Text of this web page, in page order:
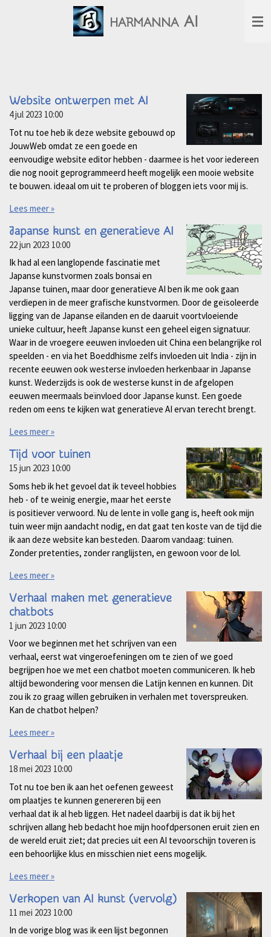
HARMANNA AI
Website ontwerpen met AI
4 jul 2023 10:00
Tot nu toe heb ik deze website gebouwd op
JouwWeb omdat ze een goede en
eenvoudige website editor hebben - daarmee is het voor iedereen
die nog nooit geprogrammeerd heeft mogelijk een mooie website
te bouwen. ideaal om uit te proberen of bloggen iets voor mij is.
Lees meer »
Japanse kunst en generatieve AI
22 jun 2023 10:00
Ik had al een langlopende fascinatie met
Japanse kunstvormen zoals bonsai en
Japanse tuinen, maar door generatieve AI ben ik me ook gaan
verdiepen in de meer grafische kunstvormen. Door de geïsoleerde
ligging van de Japanse eilanden en de daaruit voortvloeiende
unieke cultuur, heeft Japanse kunst een geheel eigen signatuur.
Waar in de vroegere eeuwen invloeden uit China een belangrijke rol
speelden - en via het Boeddhisme zelfs invloeden uit India - zijn in
recente eeuwen ook westerse invloeden herkenbaar in Japanse
kunst. Wederzijds is ook de westerse kunst in de afgelopen
eeuwen meermaals beïnvloed door Japanse kunst. Een goede
reden om eens te kijken wat generatieve AI ervan terecht brengt.
Lees meer »
Tijd voor tuinen
15 jun 2023 10:00
Soms heb ik het gevoel dat ik teveel hobbies
heb - of te weinig energie, maar het eerste
is positiever verwoord. Nu de lente in volle gang is, heeft ook mijn
tuin weer mijn aandacht nodig, en dat gaat ten koste van de tijd die
ik aan deze website kan besteden. Daarom vandaag: tuinen.
Zonder pretenties, zonder ranglijsten, en gewoon voor de lol.
Lees meer »
Verhaal maken met generatieve
chatbots
1 jun 2023 10:00
Voor we beginnen met het schrijven van een
verhaal, eerst wat vingeroefeningen om te zien of we goed
begrijpen hoe we met een chatbot moeten communiceren. Ik heb
altijd bewondering voor mensen die Latijn kennen en kunnen. Dit
zou ik zo graag willen gebruiken in verhalen met toverspreuken.
Kan de chatbot helpen?
Lees meer »
Verhaal bij een plaatje
18 mei 2023 10:00
Tot nu toe ben ik aan het oefenen geweest
om plaatjes te kunnen genereren bij een
verhaal dat ik al heb liggen. Het nadeel daarbij is dat ik bij het
schrijven allang heb bedacht hoe mijn hoofdpersonen eruit zien en
de wereld eruit ziet; dat precies uit een AI tevoorschijn toveren is
een behoorlijke klus en misschien niet eens mogelijk.
Lees meer »
Verkopen van AI kunst (vervolg)
11 mei 2023 10:00
In de vorige blog was ik een lijst begonnen